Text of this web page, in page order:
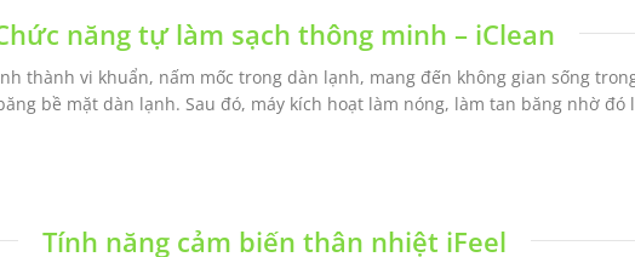
năng tự làm sạch thông minh – iClean
thành vi khuẩn, nấm mốc trong dàn lạnh, mang đến không gian sống
bề mặt dàn lạnh. Sau đó, máy kích hoạt làm nóng, làm tan băng nhờ
Tính năng cảm biến thân nhiệt iFeel